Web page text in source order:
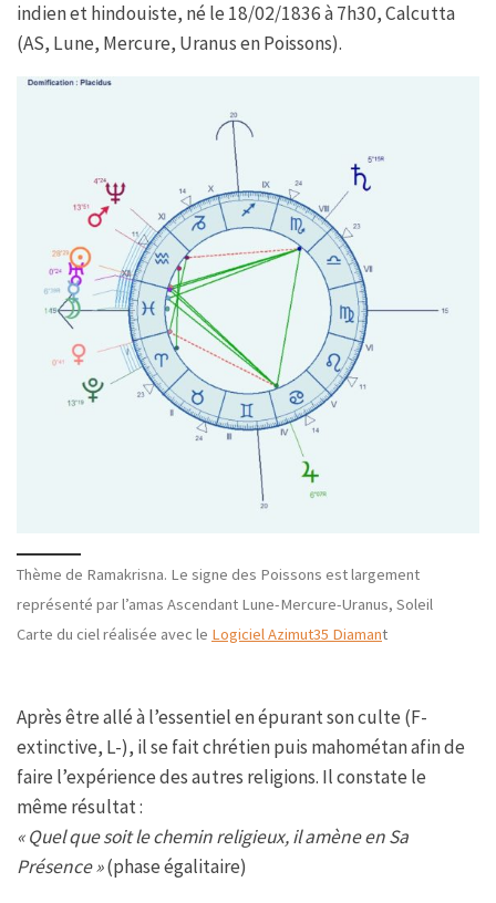
indien et hindouiste, né le 18/02/1836 à 7h30, Calcutta
(AS, Lune, Mercure, Uranus en Poissons).
Thème de Ramakrisna. Le signe des Poissons est largement
représenté par l’amas Ascendant Lune-Mercure-Uranus, Soleil
Carte du ciel réalisée avec le Logiciel Azimut35 Diamant
Après être allé à l’essentiel en épurant son culte (F-
extinctive, L-), il se fait chrétien puis mahométan afin de
faire l’expérience des autres religions. Il constate le
même résultat :
« Quel que soit le chemin religieux, il amène en Sa
Présence »(phase égalitaire)